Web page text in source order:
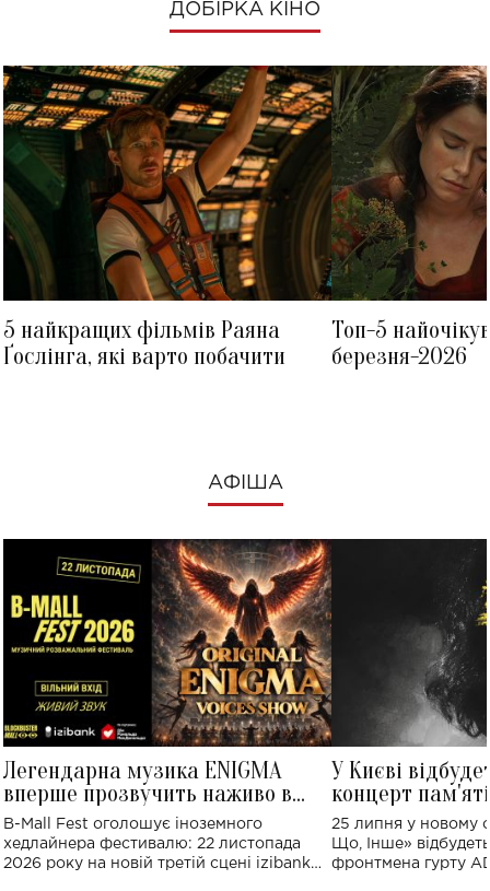
ДОБІРКА КІНО
5 найкращих фільмів Раяна
Ґослінга, які варто побачити
Топ-5
березня-2026
АФІША
Легендарна музика ENIGMA
вперше прозвучить наживо в
Україні: де відбудеться концерт
B-Mall Fest оголошує іноземного
хедлайнера фестивалю: 22 листопада
2026 року на новій третій сцені izibank
У Києві
концерт
Клименка:
виконають
25 липня у новому
Що, Інше»
фронтмена гурту